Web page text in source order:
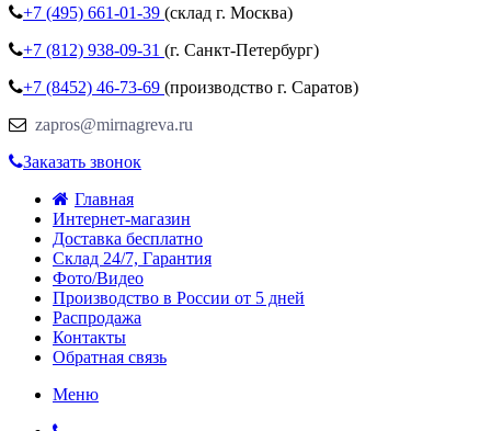
+7 (495) 661-01-39 (склад г. Москва)
+7 (812) 938-09-31 (г. Санкт-Петербург)
+7 (8452) 46-73-69 (производство г. Саратов)
zapros@mirnagreva.ru
Заказать звонок
Главная
Интернет-магазин
Доставка бесплатно
Склад 24/7, Гарантия
Фото/Видео
Производство в России от 5 дней
Распродажа
Контакты
Обратная связь
Меню